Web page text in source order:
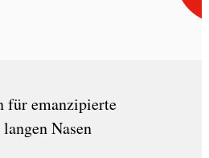
für emanzipierte
Nasen